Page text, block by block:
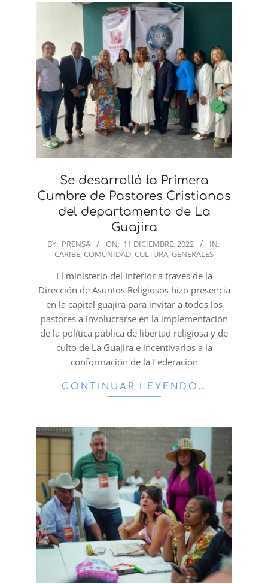
Se desarrolló la Primera
Cumbre de Pastores Cristianos
del departamento de La
Guajira
2022-
BY: PRENSA ON: 11 DICIEMBRE, 2022
IN:
CARIBE, COMUNIDAD, CULTURA, GENERALES
El ministerio del Interior a través de la
Dirección de Asuntos Religiosos hizo presencia
en la capital guajira para invitar a todos los
pastores a involucrarse en la implementación
de la política pública de libertad religiosa y de
culto de La Guajira e incentivarlos a la
conformación de la Federación
CONTINUAR LEYENDO…